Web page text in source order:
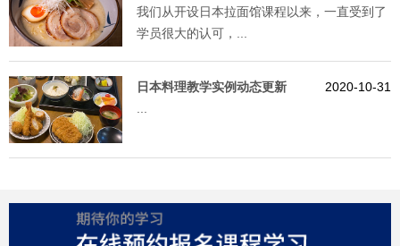
我们从开设日本拉面馆课程以来，一直受到了
学员很大的认可，...
日本料理教学实例动态更新
2020-10-31